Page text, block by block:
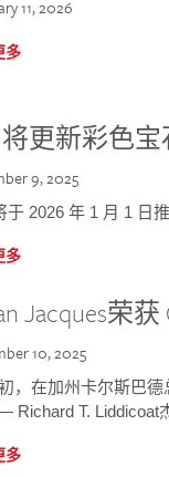
11, 2026
多
将更新彩色
9, 2025
于 2026 年 1 月 1 日
多
Jacques荣
10, 2025
，在加州卡尔斯巴
Richard T. Liddicoat
多